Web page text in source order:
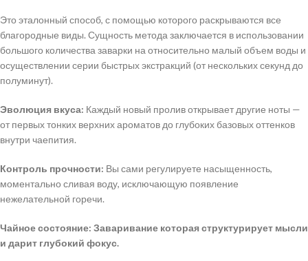
Это эталонный способ, с помощью которого раскрываются все
благородные виды. Сущность метода заключается в использовании
большого количества заварки на относительно малый объем воды и
осуществлении серии быстрых экстракций (от нескольких секунд до
полуминут).
Эволюция вкуса: Каждый новый пролив открывает другие ноты —
от первых тонких верхних ароматов до глубоких базовых оттенков
внутри чаепития.
Контроль прочности: Вы сами регулируете насыщенность,
моментально сливая воду, исключающую появление
нежелательной горечи.
Чайное состояние: Заваривание которая структурирует мысли
и дарит глубокий фокус.